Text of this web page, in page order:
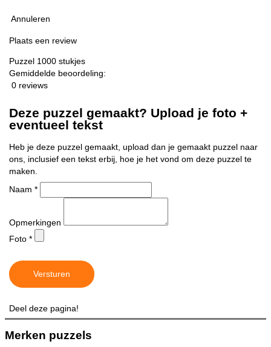
Annuleren
Plaats een review
Puzzel 1000 stukjes
Gemiddelde beoordeling:
0 reviews
Deze puzzel gemaakt? Upload je foto +
eventueel tekst
Heb je deze puzzel gemaakt, upload dan je gemaakt puzzel naar
ons, inclusief een tekst erbij, hoe je het vond om deze puzzel te
maken.
Naam*
Opmerkingen
Foto*
Versturen
Deel deze pagina!
Merken puzzels